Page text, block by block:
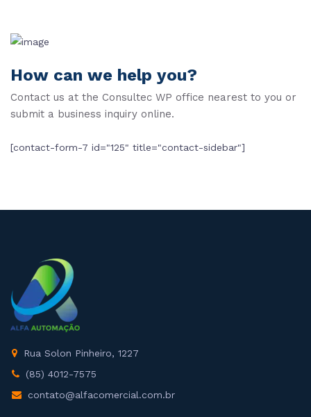
How can we help you?
Contact us at the Consultec WP office nearest to you or
submit a business inquiry online.
[contact-form-7 id="125" title="contact-sidebar"]
Rua Solon Pinheiro, 1227
(85) 4012-7575
contato@alfacomercial.com.br